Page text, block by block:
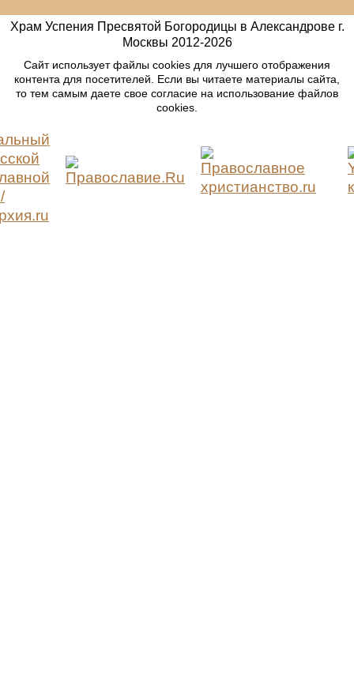
Храм Успения Пресвятой Богородицы в Александрове г.
Москвы 2012-2026
Сайт использует файлы cookies для лучшего отображения
контента для посетителей. Если вы читаете материалы сайта,
то тем самым даете свое согласие на использование файлов
cookies.